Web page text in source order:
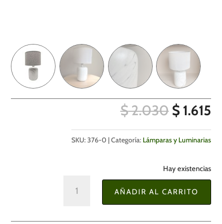
$2.030 EL
$
$1.615
$
SKU:376-0 Categoría: Lámparas y Luminarias
Hay existencias
AÑADIR AL CARRITO